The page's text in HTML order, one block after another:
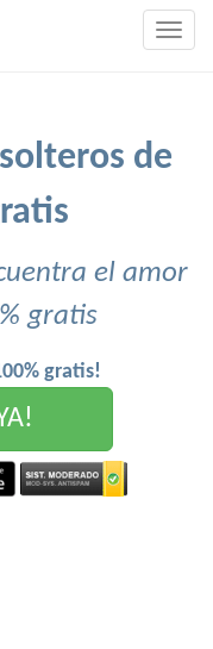
de
el amor
gratis
gratis!